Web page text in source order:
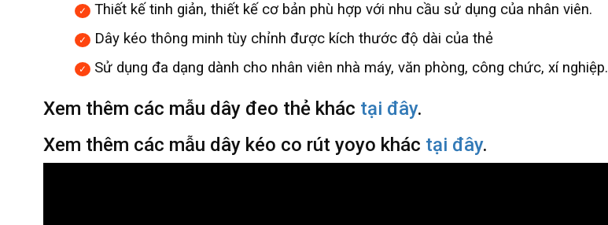
Thiết kế tinh giản, thiết kế cơ bản phù hợp với nhu cầu sử dụng của nhân viên.
Dây kéo thông minh tùy chỉnh được kích thước độ dài của thẻ
Sử dụng đa dạng dành cho nhân viên nhà máy, văn phòng, công chức, xí nghiệp.
Xem thêm các mẫu dây đeo thẻ khác tại đây.
Xem thêm các mẫu dây kéo co rút yoyo khác tại đây.